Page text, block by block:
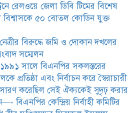
রেলওয়ে জেলা ডিবি টিমের বিশেষ
বিশ্বাসকে ৫০ বোতল কোডিন যুক্ত
বিরুদ্ধে জমি ও দোকান দখলের
সম্মেলন
সালে বিএনপির সকলস্তরের
প্রতিষ্ঠা এবং নির্বাচন করে স্বৈরাচারী
করেছিল সেই ঐক্যকেই সুদৃঢ় করার
বিএনপির কেন্দ্রিয় নির্বাহী কমিটির